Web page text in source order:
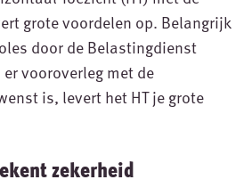
grote voordelen op. Belangrijk
door de Belastingdienst
vooroverleg met de
is, levert het HT je grote
zekerheid